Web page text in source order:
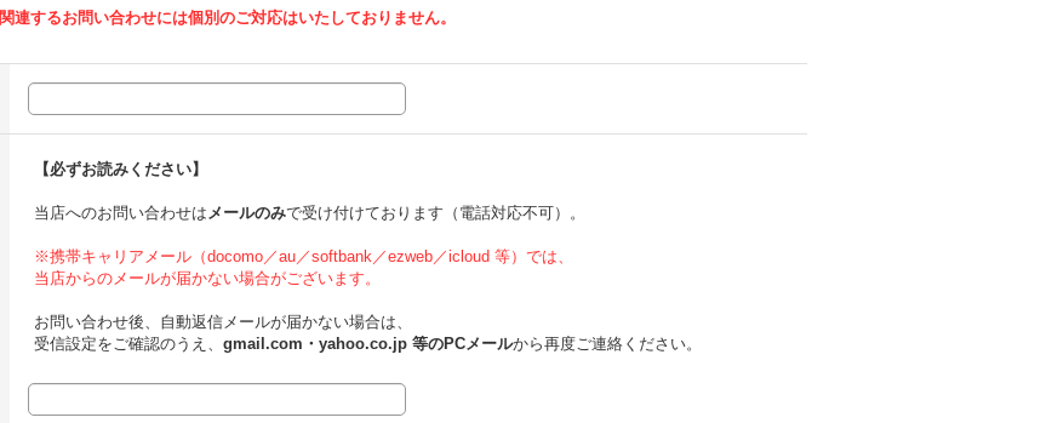
連するお問い合わせには個別のご対応はいたしておりません。
【必ずお読みください】
当店へのお問い合わせはメールのみで受け付けております（電話対応不可）。
※携帯キャリアメール（docomo／au／softbank／ezweb／icloud 等）では、
当店からのメールが届かない場合がございます。
お問い合わせ後、自動返信メールが届かない場合は、
受信設定をご確認のうえ、 gmail.com・yahoo.co.jp 等のPCメールから再度ご連絡ください。